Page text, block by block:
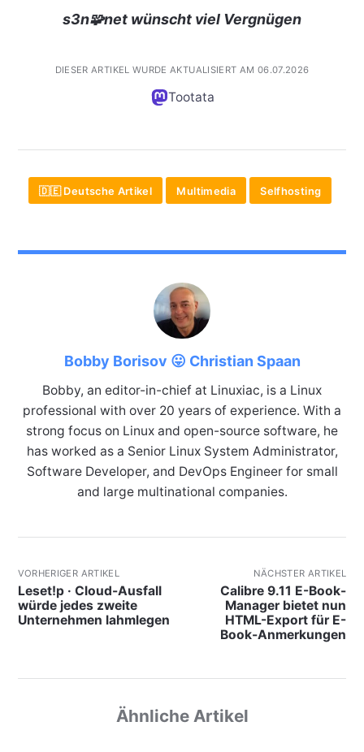
s3n🧩net wünscht viel Vergnügen
DIESER ARTIKEL WURDE AKTUALISIERT AM 06.07.2026
Tootata
🇩🇪 Deutsche Artikel Multimedia Selfhosting
Bobby Borisov 😛 Christian Spaan
Bobby, an editor-in-chief at Linuxiac, is a Linux
professional with over 20 years of experience. With a
strong focus on Linux and open-source software, he
has worked as a Senior Linux System Administrator,
Software Developer, and DevOps Engineer for small
and large multinational companies.
VORHERIGER ARTIKEL
Leset!p · Cloud-Ausfall
würde jedes zweite
Unternehmen lahmlegen
NÄCHSTER ARTIKEL
Calibre 9.11 E-Book-
Manager bietet nun
HTML-Export für E-
Book-Anmerkungen
Ähnliche Artikel